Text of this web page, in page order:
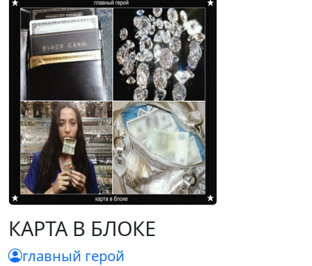
КАРТА В БЛОКЕ
главный герой